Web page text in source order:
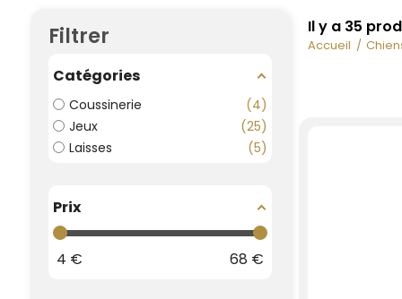
Filtrer
Catégories
Coussinerie
4
Jeux
25
Laisses
5
Prix
4 € 68 €
Il y a 35
Accueil